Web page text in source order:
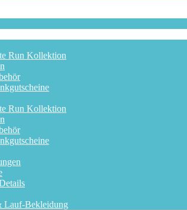
Run Kollektion
Run Kollektion
Lauf-Bekleidung